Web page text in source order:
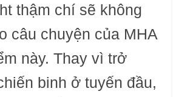
thậm chí sẽ không
câu chuyện của MHA
này. Thay vì trở
binh ở tuyến đầu,